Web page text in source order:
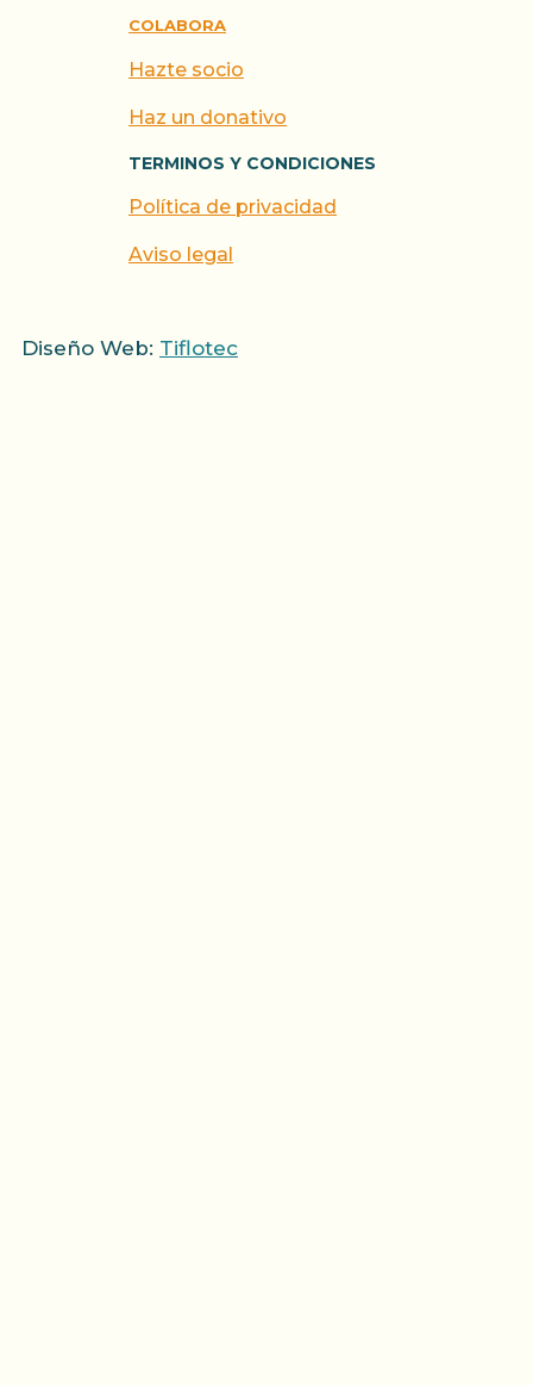
COLABORA
Hazte socio
Haz un donativo
TERMINOS Y CONDICIONES
Política de privacidad
Aviso legal
Diseño Web: Tiflotec